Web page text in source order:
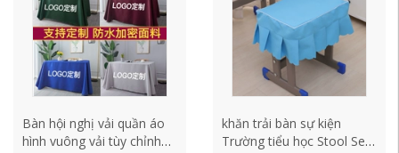
Bàn hội nghị vải quần áo
hình vuông vải tùy chỉnh
khăn trải bàn sự kiện
Trường tiểu học Stool Set